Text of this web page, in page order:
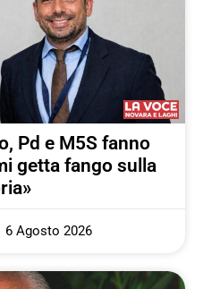
Pd e M5S fanno
getta fango sulla
6 Agosto 2026